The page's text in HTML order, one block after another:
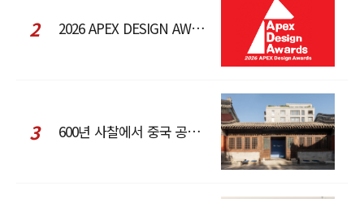
2 2026 APEX DESIGN AWARDS
3 600년 사찰에서 중국 공예와 현대 패션을 직조한 ZARA x Fanglu Lin Pop-Up